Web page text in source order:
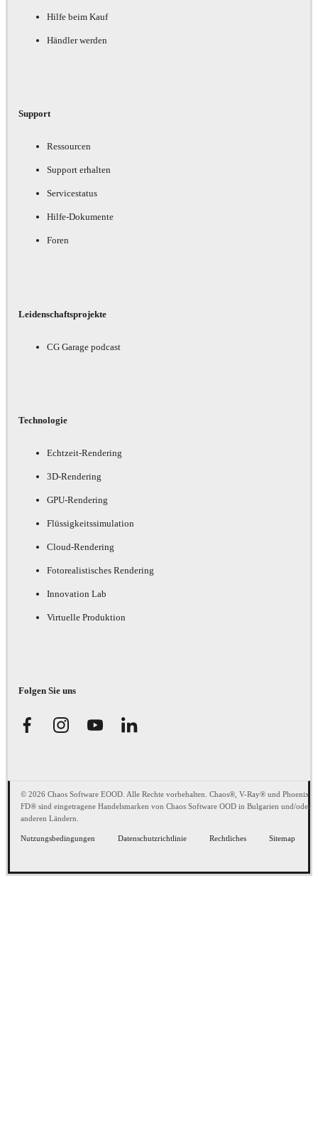
Hilfe beim Kauf
Händler werden
Support
Ressourcen
Support erhalten
Servicestatus
Hilfe-Dokumente
Foren
Leidenschaftsprojekte
CG Garage podcast
Technologie
Echtzeit-Rendering
3D-Rendering
GPU-Rendering
Flüssigkeitssimulation
Cloud-Rendering
Fotorealistisches Rendering
Innovation Lab
Virtuelle Produktion
Folgen Sie uns
© 2026 Chaos Software EOOD. Alle Rechte vorbehalten. Chaos®, V-Ray® und Phoenix
FD® sind eingetragene Handelsmarken von Chaos Software OOD in Bulgarien und/oder
anderen Ländern.
Nutzungsbedingungen Datenschutzrichtlinie Rechtliches Sitemap